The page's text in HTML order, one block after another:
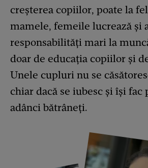
creșterea copiilor, poate la
mamele, femeile lucrează și
responsabilități mari la
doar de educația copiilor și
Unele cupluri nu se
chiar dacă se iubesc și își fac
adânci bătrâneți.